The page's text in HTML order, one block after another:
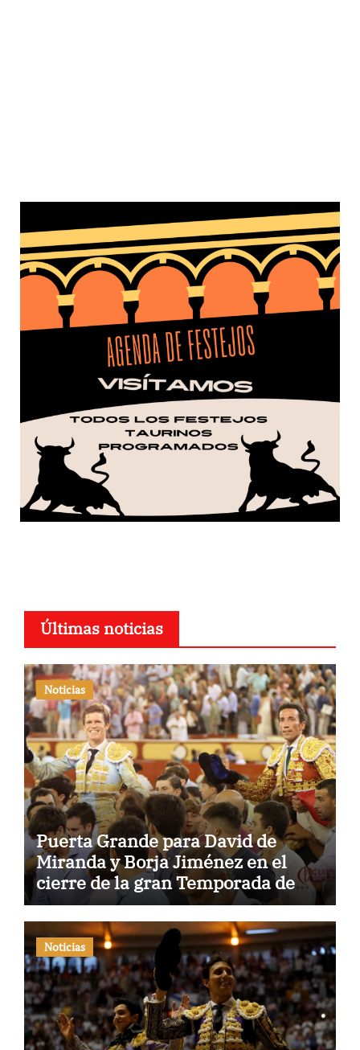
Últimas noticias
Noticias
Puerta Grande para David de
Miranda y Borja Jiménez en el
cierre de la gran Temporada de
Verano de El Puerto
Noticias